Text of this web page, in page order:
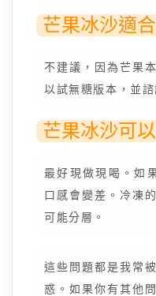
芒果冰沙適
不建議，因為芒果
以試無糖版本，並諮
芒果冰沙可
最好現做現喝。如
口感會變差。冷凍
可能分層。
這些問題都是我常
惑。如果你有其他